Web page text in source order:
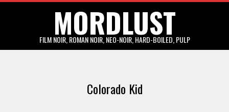
MORDLUST
FILM NOIR, ROMAN NOIR, NEO-NOIR, HARD-BOILED, PULP
Colorado Kid